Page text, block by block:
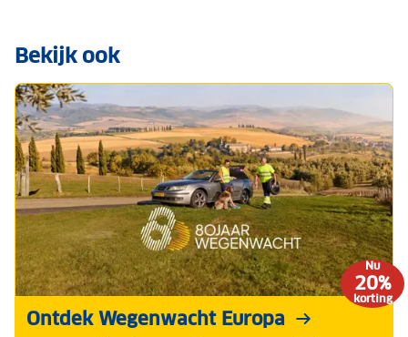
Bekijk ook
Nu
20%
korting
Ontdek Wegenwacht Europa